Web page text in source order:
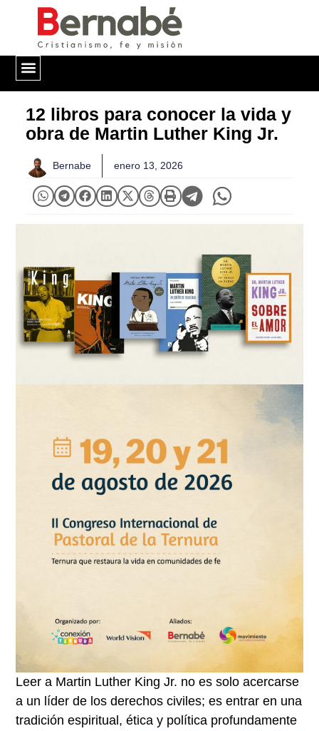
12 libros para conocer la vida y
obra de Martin Luther King Jr.
Bernabe enero 13, 2026
Leer a Martin Luther King Jr. no es solo acercarse
a un líder de los derechos civiles; es entrar en una
tradición espiritual, ética y política profundamente